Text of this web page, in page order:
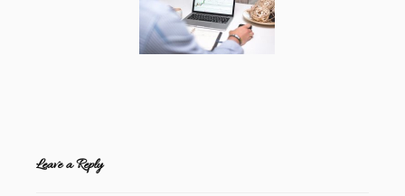
Leave a Reply